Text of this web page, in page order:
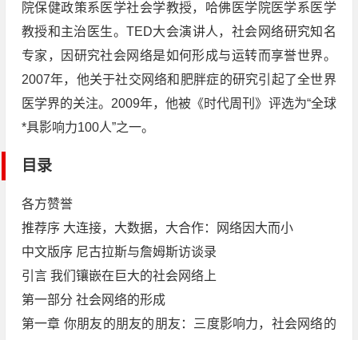
院保健政策系医学社会学教授，哈佛医学院医学系医学
教授和主治医生。TED大会演讲人，社会网络研究知名
专家，因研究社会网络是如何形成与运转而享誉世界。
2007年，他关于社交网络和肥胖症的研究引起了全世界
医学界的关注。2009年，他被《时代周刊》评选为“全球
*具影响力100人”之一。
目录
各方赞誉
推荐序 大连接，大数据，大合作：网络因大而小
中文版序 尼古拉斯与詹姆斯访谈录
引言 我们镶嵌在巨大的社会网络上
第一部分 社会网络的形成
第一章 你朋友的朋友的朋友：三度影响力，社会网络的